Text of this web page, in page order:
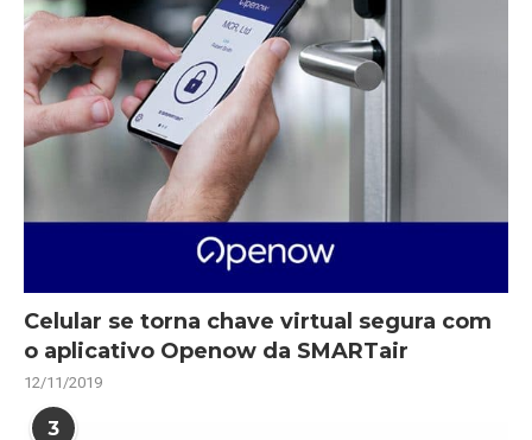
Celular se torna chave virtual segura com
o aplicativo Openow da SMARTair
12/11/2019
3